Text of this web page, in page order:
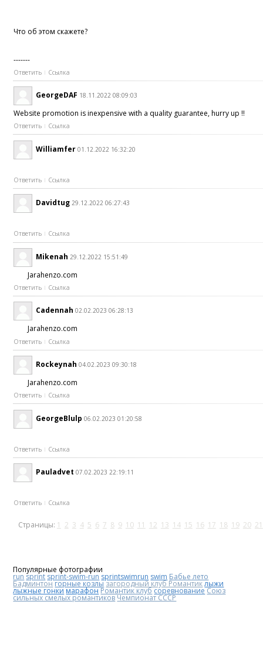
Что об этом скажете?
-------
Ответить Ссылка
GeorgeDAF 18.11.2022 08:09:03
Website promotion is inexpensive with a quality guarantee, hurry up !!
Ответить Ссылка
Williamfer 01.12.2022 16:32:20
Ответить Ссылка
Davidtug 29.12.2022 06:27:43
Ответить Ссылка
Mikenah 29.12.2022 15:51:49
Jarahenzo.com
Ответить Ссылка
Cadennah 02.02.2023 06:28:13
Jarahenzo.com
Ответить Ссылка
Rockeynah 04.02.2023 09:30:18
Jarahenzo.com
Ответить Ссылка
GeorgeBlulp 06.02.2023 01:20:58
Ответить Ссылка
Pauladvet 07.02.2023 22:19:11
Ответить Ссылка
Страницы: 1 2 3 4 5 6 7 8 9 10 11 12 13 14 15 16 17 18 19 20 21
Популярные фотографии
run sprint sprint-swim-run sprintswimrun swim Бабье лето
Бадминтонгорные козлы загородный клуб Романтиклыжи
лыжные гонки марафонРомантик клубсоревнованиеСоюз
сильных смелых романтиковЧемпионат СССР